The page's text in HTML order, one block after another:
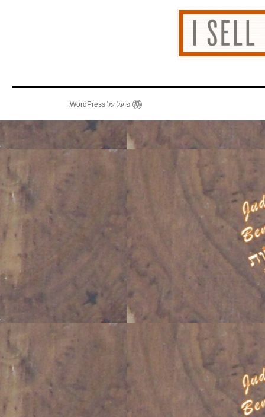
פועל על WordPress.